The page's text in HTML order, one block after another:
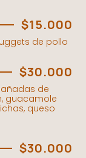
$15.000
de pollo
$30.000
de
guacamole
queso
$30.000